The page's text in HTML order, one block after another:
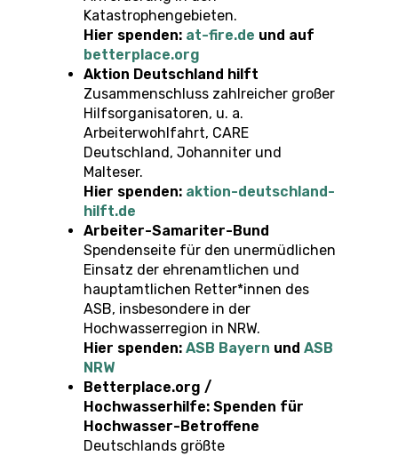
Katastrophengebieten.
Hier spenden: at-fire.de und auf
betterplace.org
Aktion Deutschland hilft
Zusammenschluss zahlreicher großer
Hilfsorganisatoren, u. a.
Arbeiterwohlfahrt, CARE
Deutschland, Johanniter und
Malteser.
Hier spenden: aktion-deutschland-
hilft.de
Arbeiter-Samariter-Bund
Spendenseite für den unermüdlichen
Einsatz der ehrenamtlichen und
hauptamtlichen Retter*innen des
ASB, insbesondere in der
Hochwasserregion in NRW.
Hier spenden:ASB Bayern undASB
NRW
Betterplace.org /
Hochwasserhilfe: Spenden für
Hochwasser-Betroffene
Deutschlands größte